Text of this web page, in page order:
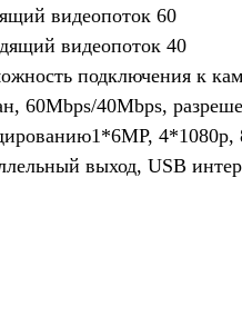
видеопоток 60
видеопоток 40
подключения к
60Mbps/40Mbps,
выход, USB